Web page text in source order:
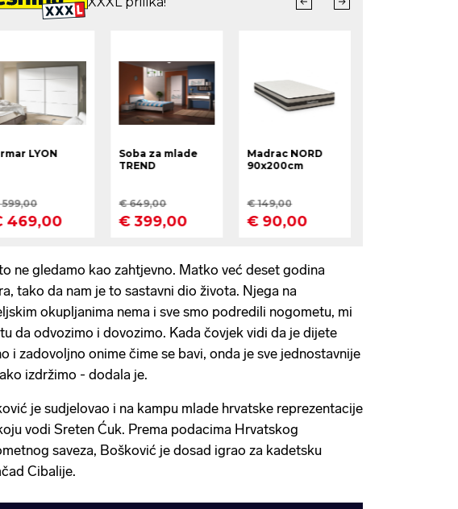
ne gledamo kao zahtjevno. Matko već deset godina
tako da nam je to sastavni dio života. Njega na
okupljanima nema i sve smo podredili nogometu, mi
da odvozimo i dovozimo. Kada čovjek vidi da je dijete
i zadovoljno onime čime se bavi, onda je sve jednostavnije
izdržimo - dodala je.
je sudjelovao i na kampu mlade hrvatske reprezentacije
vodi Sreten Ćuk. Prema podacima Hrvatskog
saveza, Bošković je dosad igrao za kadetsku
Cibalije.